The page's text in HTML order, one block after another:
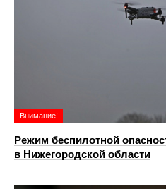
Внимание!
Режим беспилотной
в Нижегородской области